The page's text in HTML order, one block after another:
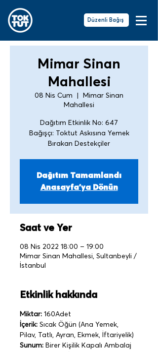
Düzenli Bağış
Mimar Sinan
Mahallesi
08 Nis Cum
Mimar Sinan
Mahallesi
Dağıtım Etkinlik No: 647
Bağışçı: Toktut Askısına Yemek
Bırakan Destekçiler
Dağıtım Tamamlandı
Anasayfa'ya Dönün
Saat ve Yer
08 Nis 2022 18:00 – 19:00
Mimar Sinan Mahallesi, Sultanbeyli /
İstanbul
Etkinlik hakkında
Miktar: 160Adet
İçerik: Sıcak Öğün (Ana Yemek,
Pilav, Tatlı, Ayran, Ekmek, İftariyelik)
Sunum: Birer Kişilik Kapalı Ambalaj